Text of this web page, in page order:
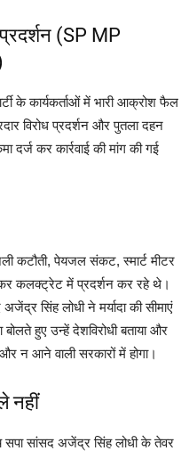
(SP MP
के कार्यकर्ताओं में भारी आक्रोश फैल
विरोध प्रदर्शन और पुतला दहन
दर्ज कर कार्रवाई की मांग की गई
कटौती, पेयजल संकट, स्मार्ट मीटर
कलक्ट्रेट में प्रदर्शन कर रहे थे।
सिंह लोधी ने मर्यादा की सीमाएं
हुए उन्हें देशविरोधी बताया और
न आने वाली सरकारों में होगा।
नहीं
सांसद अजेंद्र सिंह लोधी के तेवर